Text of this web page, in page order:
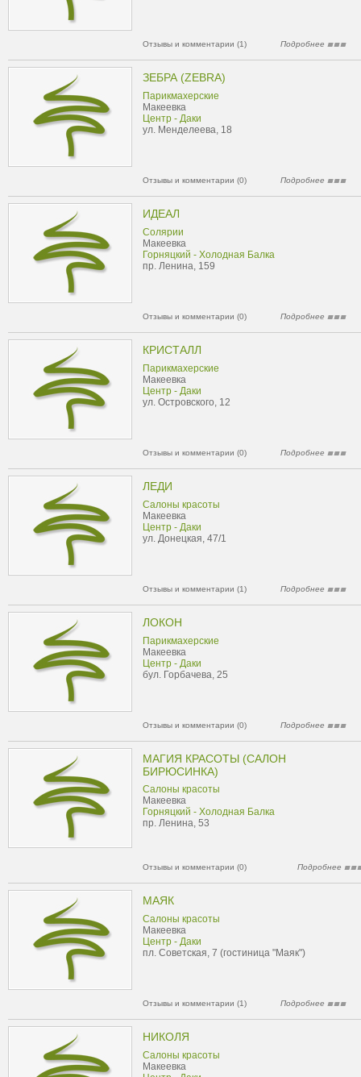
Отзывы и комментарии (1) Подробнее
ЗЕБРА (ZEBRA)
Парикмахерские
Макеевка
Центр - Даки
ул. Менделеева, 18
Отзывы и комментарии (0) Подробнее
ИДЕАЛ
Солярии
Макеевка
Горняцкий - Холодная Балка
пр. Ленина, 159
Отзывы и комментарии (0) Подробнее
КРИСТАЛЛ
Парикмахерские
Макеевка
Центр - Даки
ул. Островского, 12
Отзывы и комментарии (0) Подробнее
ЛЕДИ
Салоны красоты
Макеевка
Центр - Даки
ул. Донецкая, 47/1
Отзывы и комментарии (1) Подробнее
ЛОКОН
Парикмахерские
Макеевка
Центр - Даки
бул. Горбачева, 25
Отзывы и комментарии (0) Подробнее
МАГИЯ КРАСОТЫ (САЛОН
БИРЮСИНКА)
Салоны красоты
Макеевка
Горняцкий - Холодная Балка
пр. Ленина, 53
Отзывы и комментарии (0) Подробнее
МАЯК
Салоны красоты
Макеевка
Центр - Даки
пл. Советская, 7 (гостиница "Маяк")
Отзывы и комментарии (1) Подробнее
НИКОЛЯ
Салоны красоты
Макеевка